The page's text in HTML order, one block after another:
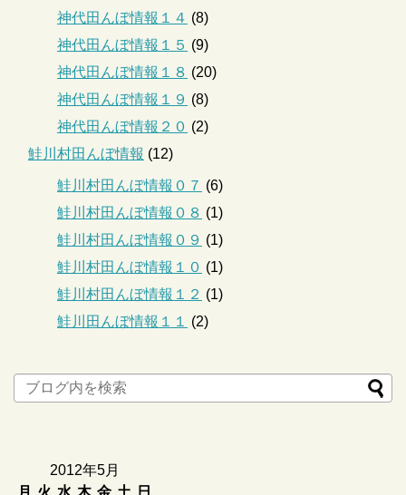
神代田んぼ情報１４ (8)
神代田んぼ情報１５ (9)
神代田んぼ情報１８ (20)
神代田んぼ情報１９ (8)
神代田んぼ情報２０ (2)
鮭川村田んぼ情報 (12)
鮭川村田んぼ情報０７ (6)
鮭川村田んぼ情報０８ (1)
鮭川村田んぼ情報０９ (1)
鮭川村田んぼ情報１０ (1)
鮭川村田んぼ情報１２ (1)
鮭川田んぼ情報１１
(2)
2012年5月